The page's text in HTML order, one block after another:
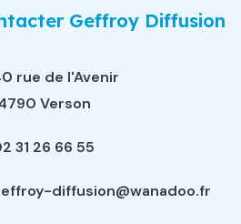
Geffroy Diffusion
rue de l'Avenir
Verson
31 26 66 55
diffusion@wanadoo.fr